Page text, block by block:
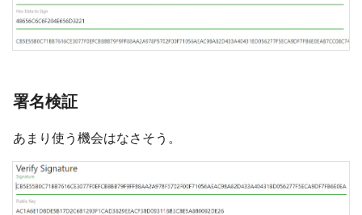
署名検証
あまり使う機会はなさそう。